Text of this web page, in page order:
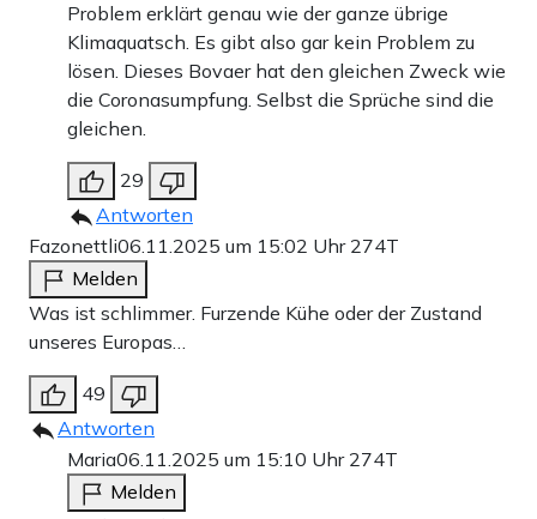
Problem erklärt genau wie der ganze übrige
Klimaquatsch. Es gibt also gar kein Problem zu
lösen. Dieses Bovaer hat den gleichen Zweck wie
die Coronasumpfung. Selbst die Sprüche sind die
gleichen.
29
Antworten
Fazonettli06.11.2025 um 15:02 Uhr 274T
Melden
Was ist schlimmer. Furzende Kühe oder der Zustand
unseres Europas…
49
Antworten
Maria06.11.2025 um 15:10 Uhr 274T
Melden